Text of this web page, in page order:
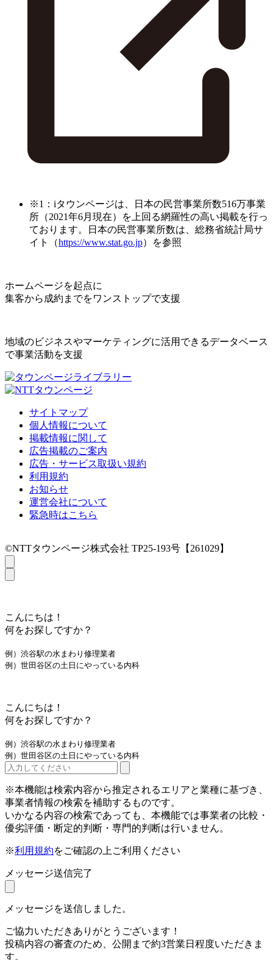
※1：iタウンページは、日本の民営事業所数516万事業
所（2021年6月現在）を上回る網羅性の高い掲載を行っ
ております。日本の民営事業所数は、総務省統計局サ
イト（https://www.stat.go.jp）を参照
ホームページを起点に
集客から成約までをワンストップで支援
地域のビジネスやマーケティングに活用できるデータベース
で事業活動を支援
サイトマップ
個人情報について
掲載情報に関して
広告掲載のご案内
広告・サービス取扱い規約
利用規約
お知らせ
運営会社について
緊急時はこちら
©NTTタウンページ株式会社 TP25-193号【261029】
こんにちは！
何をお探しですか？
例）渋谷駅の水まわり修理業者
例）世田谷区の土日にやっている内科
こんにちは！
何をお探しですか？
例）渋谷駅の水まわり修理業者
例）世田谷区の土日にやっている内科
※本機能は検索内容から推定されるエリアと業種に基づき、
事業者情報の検索を補助するものです。
いかなる内容の検索であっても、本機能では事業者の比較・
優劣評価・断定的判断・専門的判断は行いません。
※利用規約をご確認の上ご利用ください
メッセージ送信完了
メッセージを送信しました。
ご協力いただきありがとうございます！
投稿内容の審査のため、公開まで約3営業日程度いただきま
す。